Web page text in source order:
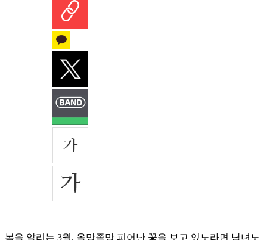
봄을 알리는 3월. 올망졸망 피어난 꽃을 보고 있노라면 남녀노